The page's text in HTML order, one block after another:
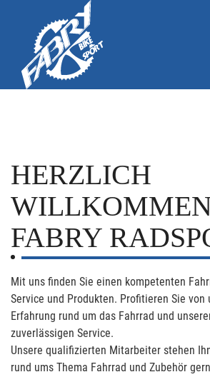
HERZLICH
FABRY
Mit uns finden Sie einen kompetenten
Service und Produkten. Profitieren Sie
Erfahrung rund um das Fahrrad und
zuverlässigen Service.
Unsere qualifizierten Mitarbeiter stehen
rund ums Thema Fahrrad und Zubehör